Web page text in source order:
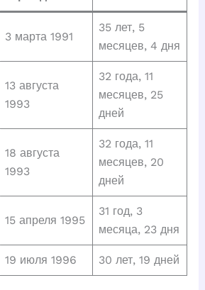
3 марта 1991
35 лет, 5
месяцев, 4 дня
13 августа
1993
32 года, 11
месяцев, 25
дней
18 августа
1993
32 года, 11
месяцев, 20
дней
15 апреля 1995
31 год, 3
месяца, 23 дня
19 июля 1996 30 лет, 19 дней